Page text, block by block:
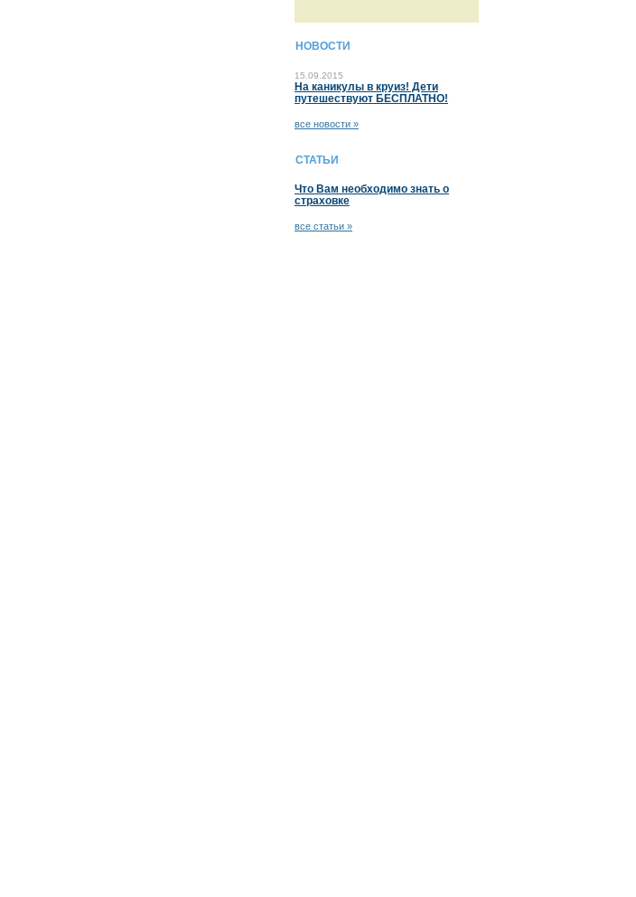
НОВОСТИ
15.09.2015
На каникулы в круиз! Дети
путешествуют БЕСПЛАТНО!
все новости »
СТАТЬИ
Что Вам необходимо знать о
страховке
все статьи »